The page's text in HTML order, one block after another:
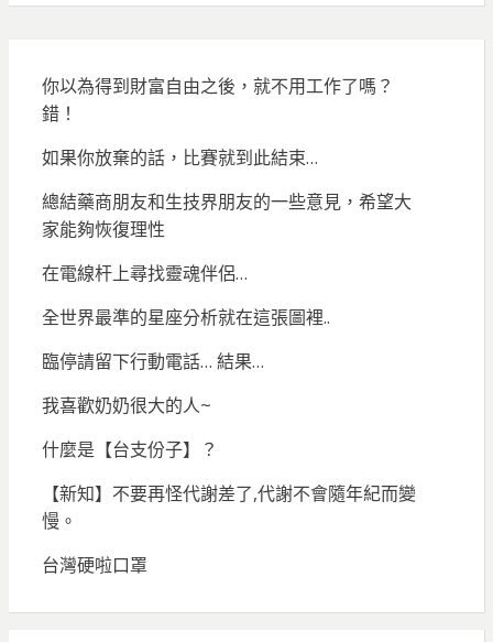
你以為得到財富自由之後，就不用工作了嗎？
錯！
如果你放棄的話，比賽就到此結束…
總結藥商朋友和生技界朋友的一些意見，希望大
家能夠恢復理性
在電線杆上尋找靈魂伴侶…
全世界最準的星座分析就在這張圖裡..
臨停請留下行動電話… 結果…
我喜歡奶奶很大的人~
什麼是【台支份子】？
【新知】不要再怪代謝差了,代謝不會隨年紀而變
慢。
台灣硬啦口罩